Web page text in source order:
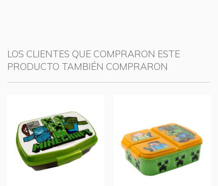
LOS CLIENTES QUE COMPRARON ESTE
PRODUCTO TAMBIÉN COMPRARON